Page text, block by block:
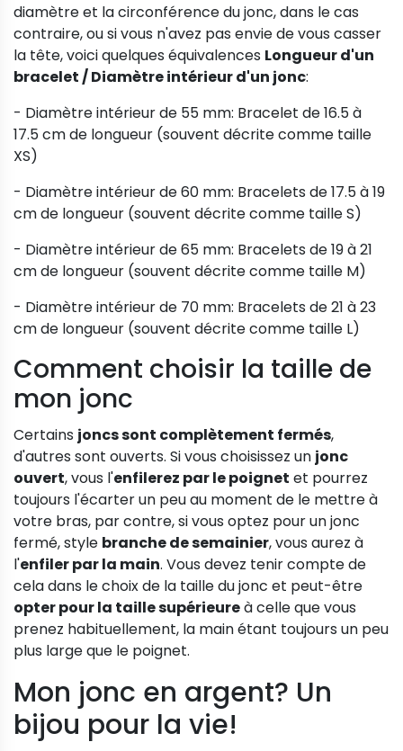
diamètre et la circonférence du jonc, dans le cas
contraire, ou si vous n'avez pas envie de vous casser
la tête, voici quelques équivalences Longueur d'un
bracelet / Diamètre intérieur d'un jonc:
- Diamètre intérieur de 55 mm: Bracelet de 16.5 à
17.5 cm de longueur (souvent décrite comme taille
XS)
- Diamètre intérieur de 60 mm: Bracelets de 17.5 à 19
cm de longueur (souvent décrite comme taille S)
- Diamètre intérieur de 65 mm: Bracelets de 19 à 21
cm de longueur (souvent décrite comme taille M)
- Diamètre intérieur de 70 mm: Bracelets de 21 à 23
cm de longueur (souvent décrite comme taille L)
Comment choisir la taille de
mon jonc
Certains joncs sont complètement fermés,
d'autres sont ouverts. Si vous choisissez un jonc
ouvert, vous l'enfilerez par le poignet et pourrez
toujours l'écarter un peu au moment de le mettre à
votre bras, par contre, si vous optez pour un jonc
fermé, style branche de semainier, vous aurez à
l'enfiler par la main. Vous devez tenir compte de
cela dans le choix de la taille du jonc et peut-être
opter pour la taille supérieureà celle que vous
prenez habituellement, la main étant toujours un peu
plus large que le poignet.
Mon jonc en argent? Un
bijou pour la vie!